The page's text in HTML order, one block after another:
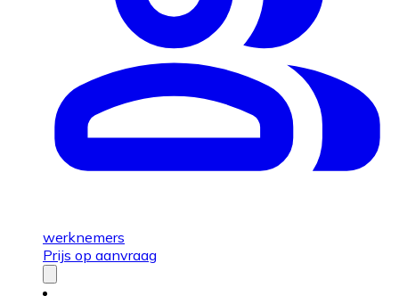
werknemers
Prijs op aanvraag